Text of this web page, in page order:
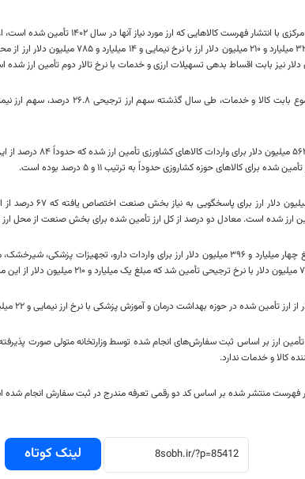
۶۰۶ میلیون دلار ارز ترجیحی، ۳۲ میلیارد و ۲۱۰
طی سال گذشته ۱۶ میلیارد و
تأمین شده برای کالاهای حوزهکشاروزیحدوداً به ترتیب ۱۱ و ۵ درصد بوده است.
ارز شده است. معادل دو درصد از کل ارز تأمین شده برای بخش صنعت از محل
گفتنی است؛ سال گذشته مبلغ چهار میلیارد و ۳۹۶ میلیون دلار ارز برای واردات دارو،
ارز بر اساس ثبت سفارش‌های انجام شده توسط وزارتخانه متولی صورت
کالا و خدمات ندارد.
فهرست منتشر شده بر اساس کد دو رقمی تعرفه مندرج در ثبت سفارش انجام
لینک کوتاه